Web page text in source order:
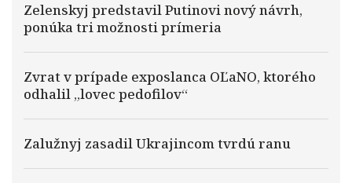
Zelenskyj predstavil Putinovi nový návrh,
ponúka tri možnosti prímeria
Zvrat v prípade exposlanca OĽaNO, ktorého
odhalil „lovec pedofilov“
Zalužnyj zasadil Ukrajincom tvrdú ranu